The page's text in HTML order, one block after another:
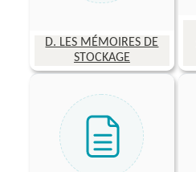
D. LES MÉMOIRES DE
STOCKAGE